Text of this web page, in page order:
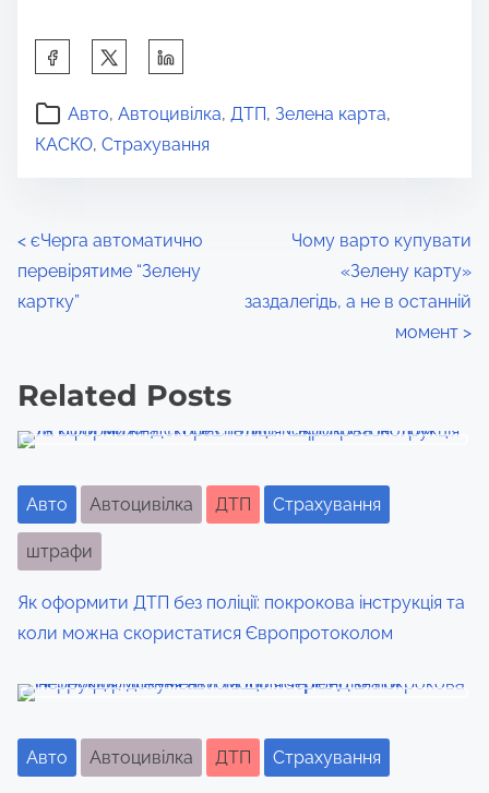
r
h
i
s
s
o
:
Авто, Автоцивілка, ДТП, Зелена карта,
КАСКО, Страхування
P
o
t
a
v
i
g
a
i
< єЧерга автоматично
перевірятиме “Зелену
картку”
Чому варто купувати
«Зелену карту»
заздалегідь, а не в останній
момент >
Related Posts
Авто Автоцивілка ДТП Страхування
штрафи
Як оформити ДТП без поліції: покрокова інструкція та
коли можна скористатися Європротоколом
Авто Автоцивілка ДТП Страхування